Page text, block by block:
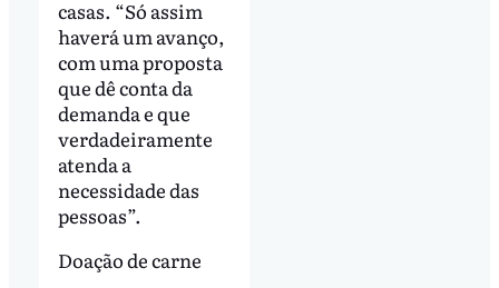
casas. “Só assim
haverá um avanço,
com uma proposta
que dê conta da
demanda e que
verdadeiramente
atenda a
necessidade das
pessoas”.
Doação de carne